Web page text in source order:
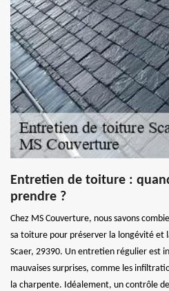
Entretien de toiture :
prendre ?
Chez MS Couverture, nous savons
sa toiture pour préserver la longévité et
Scaer, 29390. Un entretien régulier est
mauvaises surprises, comme les
la charpente. Idéalement, un contrôle